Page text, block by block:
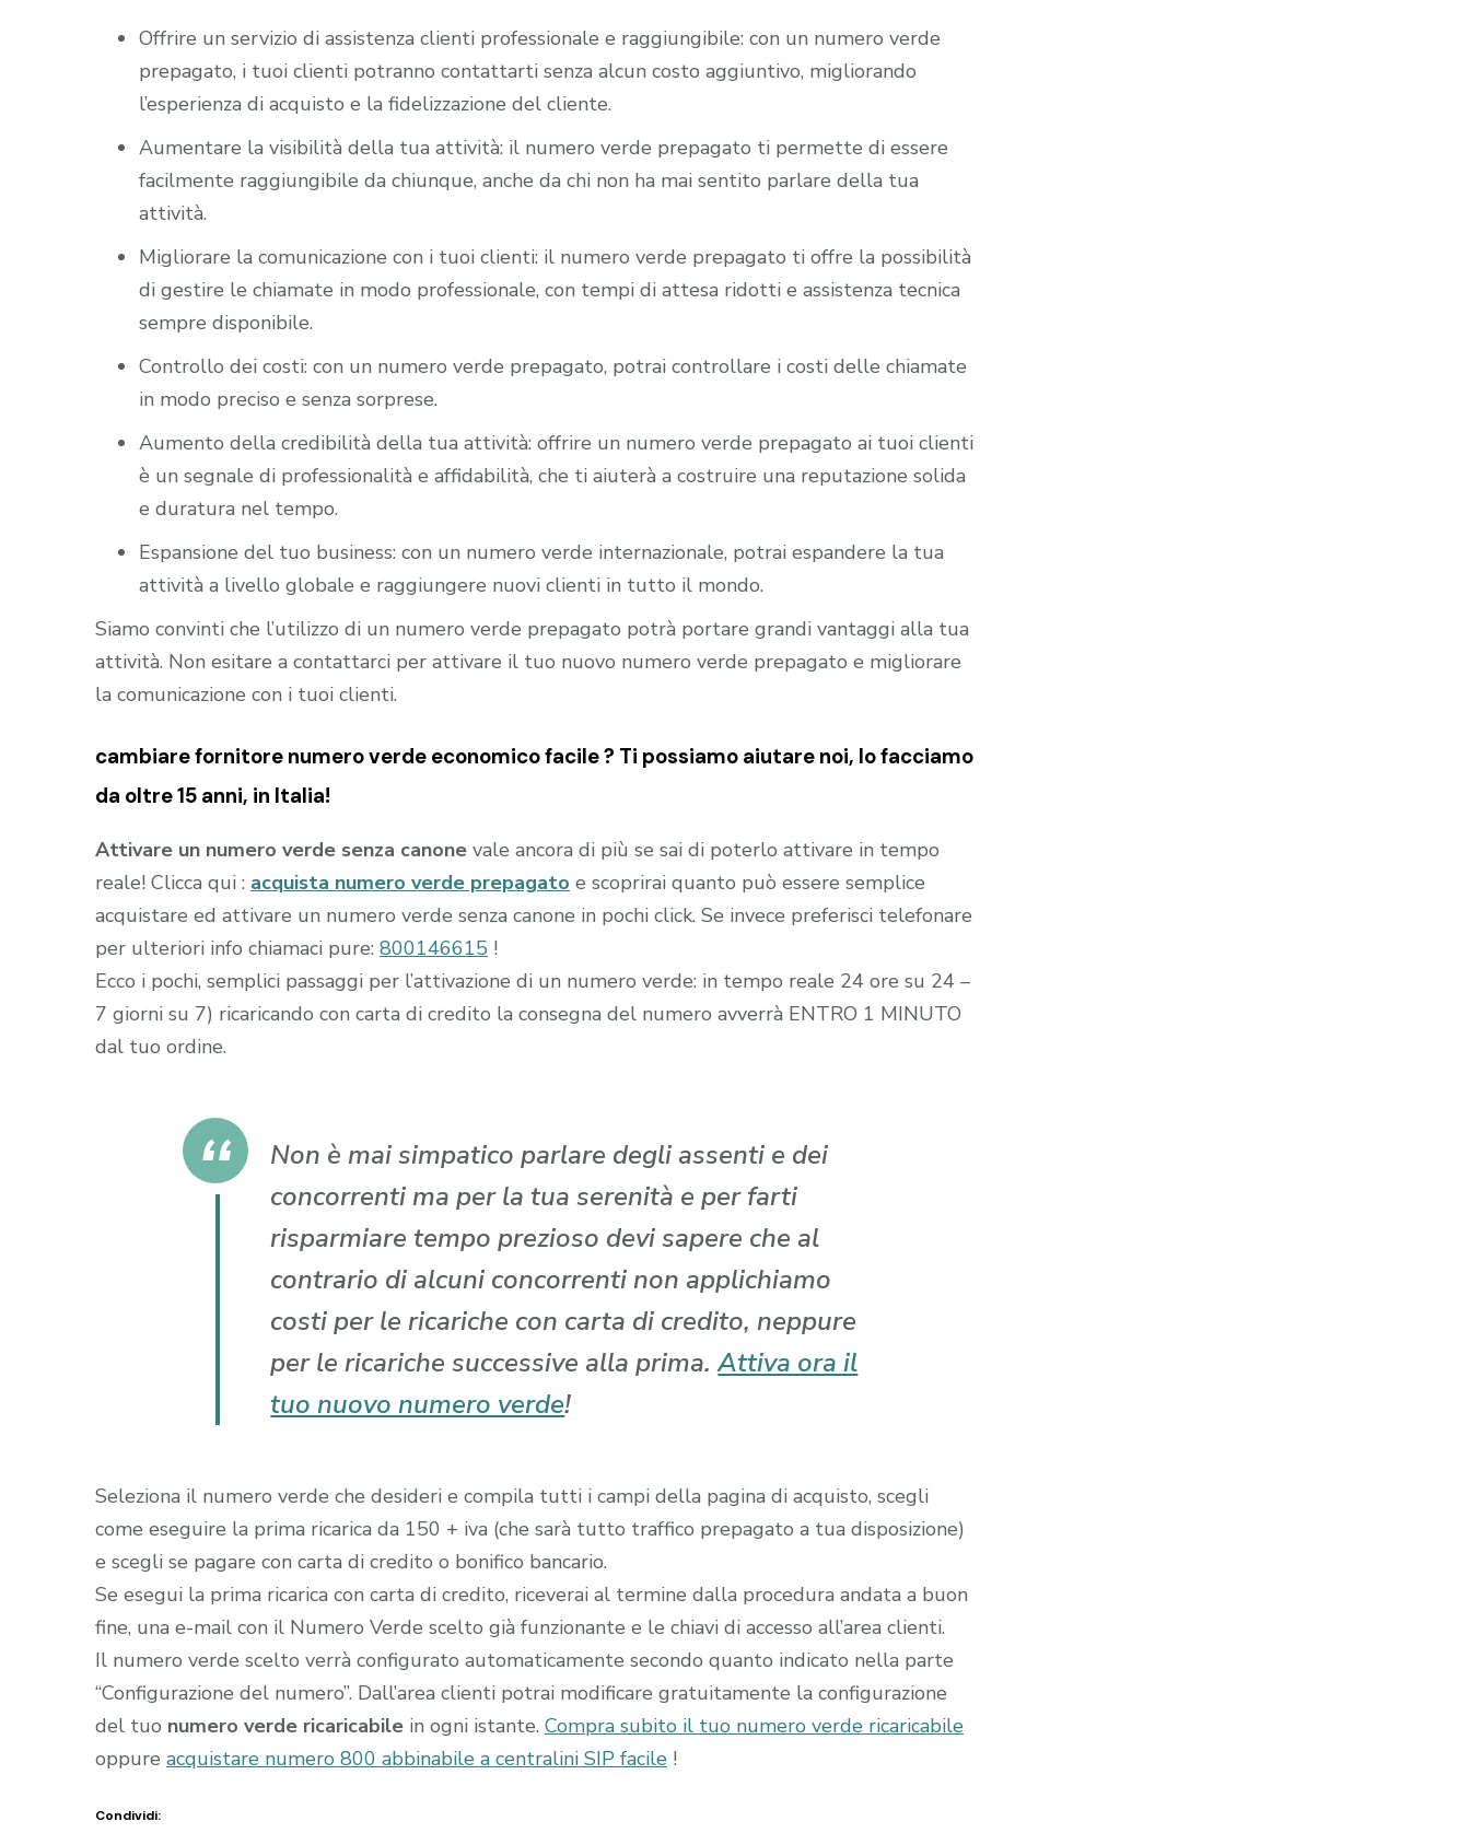
Offrire un servizio di assistenza clienti professionale e raggiungibile: con un numero verde
prepagato, i tuoi clienti potranno contattarti senza alcun costo aggiuntivo, migliorando
l’esperienza di acquisto e la fidelizzazione del cliente.
Aumentare la visibilità della tua attività: il numero verde prepagato ti permette di essere
facilmente raggiungibile da chiunque, anche da chi non ha mai sentito parlare della tua
attività.
Migliorare la comunicazione con i tuoi clienti: il numero verde prepagato ti offre la possibilità
di gestire le chiamate in modo professionale, con tempi di attesa ridotti e assistenza tecnica
sempre disponibile.
Controllo dei costi: con un numero verde prepagato, potrai controllare i costi delle chiamate
in modo preciso e senza sorprese.
Aumento della credibilità della tua attività: offrire un numero verde prepagato ai tuoi clienti
è un segnale di professionalità e affidabilità, che ti aiuterà a costruire una reputazione solida
e duratura nel tempo.
Espansione del tuo business: con un numero verde internazionale, potrai espandere la tua
attività a livello globale e raggiungere nuovi clienti in tutto il mondo.
Siamo convinti che l’utilizzo di un numero verde prepagato potrà portare grandi vantaggi alla tua
attività. Non esitare a contattarci per attivare il tuo nuovo numero verde prepagato e migliorare
la comunicazione con i tuoi clienti.
cambiare fornitore numero verde economico facile ? Ti possiamo aiutare noi, lo facciamo
da oltre 15 anni, in Italia!
Attivare un numero verde senza canone vale ancora di più se sai di poterlo attivare in tempo
reale! Clicca qui : acquista numero verde prepagato e scoprirai quanto può essere semplice
acquistare ed attivare un numero verde senza canone in pochi click. Se invece preferisci telefonare
per ulteriori info chiamaci pure: 800146615 !
Ecco i pochi, semplici passaggi per l’attivazione di un numero verde: in tempo reale 24 ore su 24 –
7 giorni su 7) ricaricando con carta di credito la consegna del numero avverrà ENTRO 1 MINUTO
dal tuo ordine.
Non è mai simpatico parlare degli assenti e dei
concorrenti ma per la tua serenità e per farti
risparmiare tempo prezioso devi sapere che al
contrario di alcuni concorrenti non applichiamo
costi per le ricariche con carta di credito, neppure
per le ricariche successive alla prima.Attiva ora il
tuo nuovo numero verde!
Seleziona il numero verde che desideri e compila tutti i campi della pagina di acquisto, scegli
come eseguire la prima ricarica da 150 + iva (che sarà tutto traffico prepagato a tua disposizione)
e scegli se pagare con carta di credito o bonifico bancario.
Se esegui la prima ricarica con carta di credito, riceverai al termine dalla procedura andata a buon
fine, una e-mail con il Numero Verde scelto già funzionante e le chiavi di accesso all’area clienti.
Il numero verde scelto verrà configurato automaticamente secondo quanto indicato nella parte
“Configurazione del numero”. Dall’area clienti potrai modificare gratuitamente la configurazione
del tuo numero verde ricaricabile in ogni istante. Compra subito il tuo numero verde ricaricabile
oppure acquistare numero 800 abbinabile a centralini SIP facile !
Condividi: